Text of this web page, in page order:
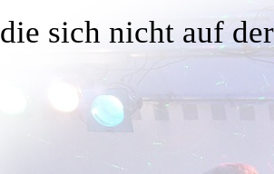
die sich nicht auf